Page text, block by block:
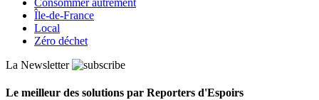
Consommer autrement
Île-de-France
Local
Zéro déchet
La Newsletter
Le meilleur des solutions par Reporters d'Espoirs